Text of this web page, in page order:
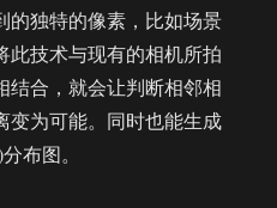
的独特的像素，比如场景
此技术与现有的相机所拍
结合，就会让判断相邻相
变为可能。同时也能生成
布图。